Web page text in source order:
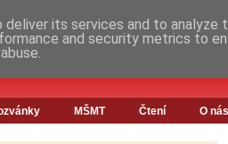
MŠMT Čtení O nás
its services and to analyze
and security metrics to